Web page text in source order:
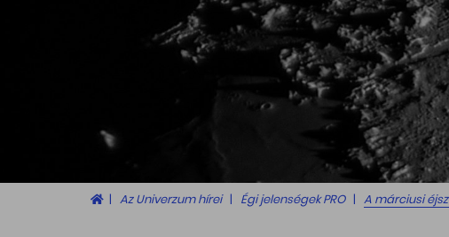
Az Univerzum hírei Égi jelenségek PRO A márciusi